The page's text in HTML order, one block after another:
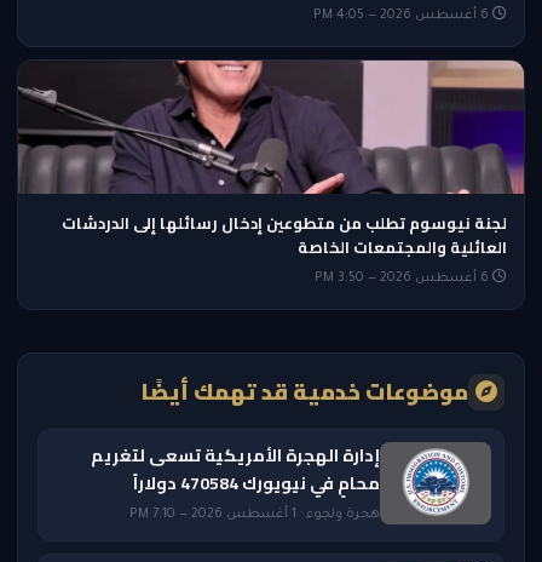
لجنة نيوسوم تطلب من متطوعين إدخال رسائلها إلى الدردشات
العائلية والمجتمعات الخاصة
موضوعات خدمية قد تهمك أيضًا
إدارة الهجرة الأمريكية تسعى لتغريم
محامٍ في نيويورك 470584 دولاراً
هجرة ولجوء · 1 أغسطس 2026 — 7:10 PM